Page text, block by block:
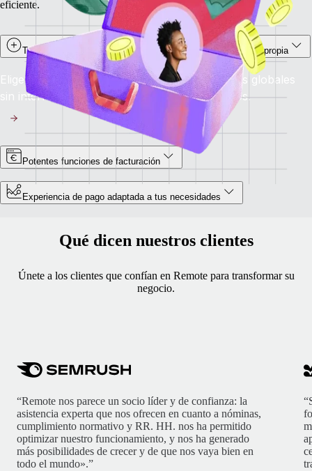
eficiente.
Transferencias con stablecoin para trabajadores por cuenta propia
Elige cobrar en stablecoins y disfruta de pagos globales
sin interrupciones, seguros y casi instantáneos.
Potentes funciones de facturación
Experiencia de pago adaptada a tus necesidades
Qué dicen nuestros clientes
Únete a los clientes que confían en Remote para transformar su
negocio.
“Remote nos parece un socio líder y de confianza: la
asistencia experta que nos ofrecen en cuanto a nóminas,
cumplimiento normativo y RR. HH. nos ha permitido
optimizar nuestro funcionamiento, y nos ha generado
más posibilidades de crecer y de que nos vaya bien en
todo el mundo».”